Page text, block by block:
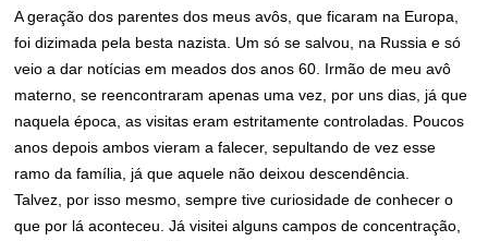
A geração dos parentes dos meus avôs, que ficaram na Europa,
foi dizimada pela besta nazista. Um só se salvou, na Russia e só
veio a dar notícias em meados dos anos 60. Irmão de meu avô
materno, se reencontraram apenas uma vez, por uns dias, já que
naquela época, as visitas eram estritamente controladas. Poucos
anos depois ambos vieram a falecer, sepultando de vez esse
ramo da família, já que aquele não deixou descendência.
Talvez, por isso mesmo, sempre tive curiosidade de conhecer o
que por lá aconteceu. Já visitei alguns campos de concentração,